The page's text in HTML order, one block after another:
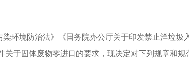
环境防治法》《国务院办公厅关于印发禁止洋垃圾
关于固体废物零进口的要求，现决定对下列规章和规